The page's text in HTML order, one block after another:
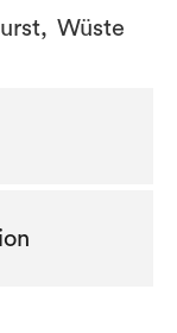
, Wüste